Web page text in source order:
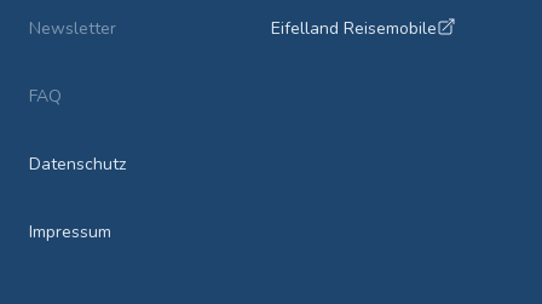
Newsletter
FAQ
Datenschutz
Impressum
Eifelland Reisemobile